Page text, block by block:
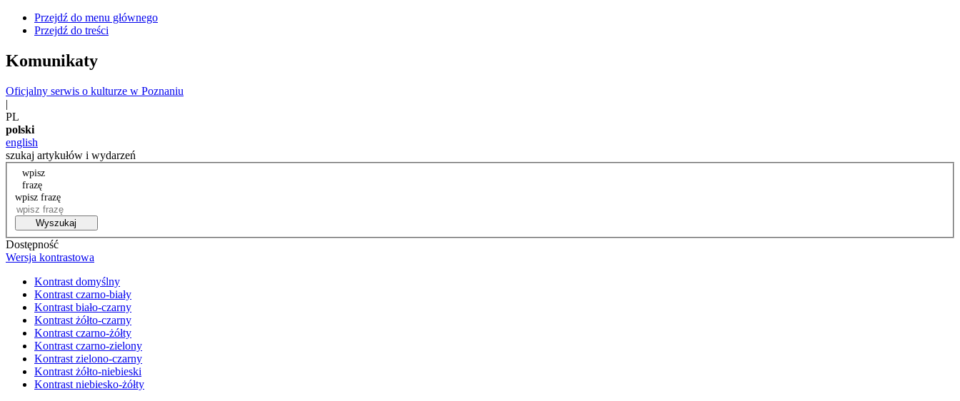
Przejdź do menu głównego
Przejdź do treści
Komunikaty
Oficjalny serwis o kulturze w Poznaniu
|
PL
polski
english
szukaj artykułów i wydarzeń
wpisz
frazę
wpisz frazę
Wyszukaj
Dostępność
Wersja kontrastowa
Kontrast domyślny
Kontrast czarno-biały
Kontrast biało-czarny
Kontrast żółto-czarny
Kontrast czarno-żółty
Kontrast czarno-zielony
Kontrast zielono-czarny
Kontrast żółto-niebieski
Kontrast niebiesko-żółty